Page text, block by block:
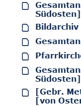
Südosten]
Bildarchiv
Südosten]
[Gebr.
[von